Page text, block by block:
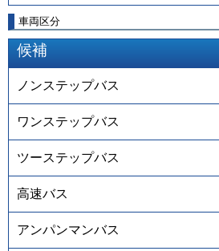
車両区分
候補
ノンステップバス
ワンステップバス
ツーステップバス
高速バス
アンパンマンバス